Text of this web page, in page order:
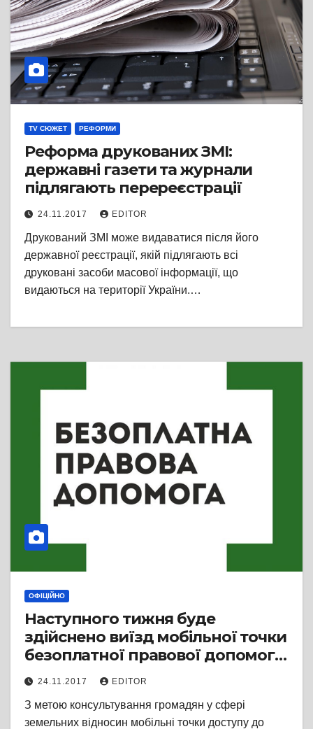
TV СЮЖЕТ РЕФОРМИ
Реформа друкованих ЗМІ:
державні газети та журнали
підлягають перереєстрації
24.11.2017 EDITOR
Друкований ЗМІ може видаватися після його
державної реєстрації, якій підлягають всі
друковані засоби масової інформації, що
видаються на території України.…
ОФІЦІЙНО
Наступного тижня буде
здійснено виїзд мобільної точки
безоплатної правової допомоги
до с. Мошни і до м. Чигирин
24.11.2017 EDITOR
З метою консультування громадян у сфері
земельних відносин мобільні точки доступу до